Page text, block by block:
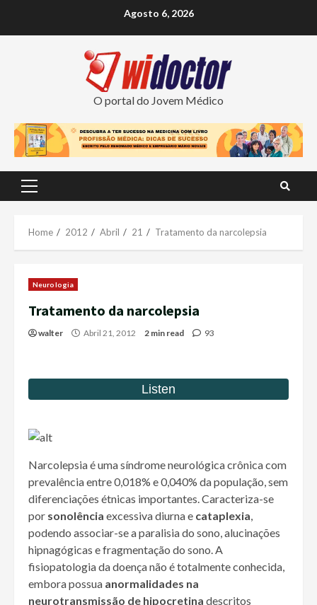
Agosto 6, 2026
O portal do Jovem Médico
Primary
Home 2012 Abril 21 Tratamento da narcolepsia
Neurologia
Tratamento da narcolepsia
walter Abril 21, 2012 2 min read 93
Narcolepsia é uma síndrome neurológica crônica com
prevalência entre 0,018% e 0,040% da população, sem
diferenciações étnicas importantes. Caracteriza-se
por sonolência excessiva diurna e cataplexia,
podendo associar-se a paralisia do sono, alucinações
hipnagógicas e fragmentação do sono. A
fisiopatologia da doença não é totalmente conhecida,
embora possua anormalidades na
neurotransmissão de hipocretina descritos